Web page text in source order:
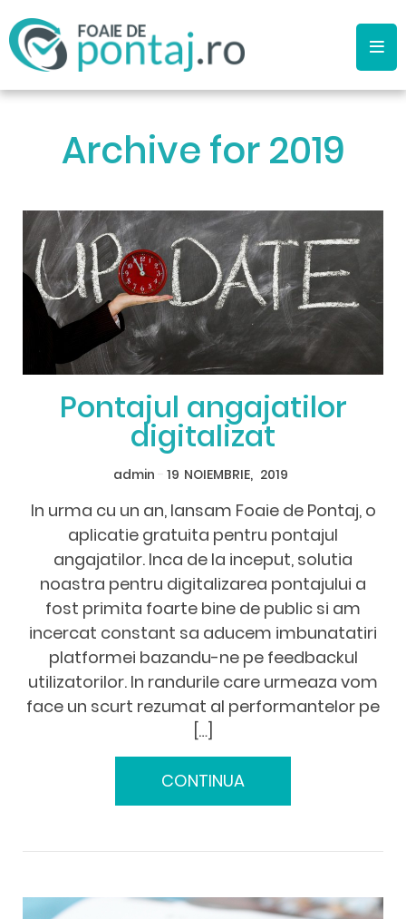
Archive for2019
Pontajul angajatilor
digitalizat
admin 19 NOIEMBRIE, 2019
In urma cu un an, lansam Foaie de Pontaj, o
aplicatie gratuita pentru pontajul
angajatilor. Inca de la inceput, solutia
noastra pentru digitalizarea pontajului a
fost primita foarte bine de public si am
incercat constant sa aducem imbunatatiri
platformei bazandu-ne pe feedbackul
utilizatorilor. In randurile care urmeaza vom
face un scurt rezumat al performantelor pe
[…]
CONTINUA